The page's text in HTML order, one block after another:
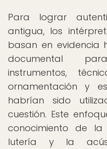
Para lograr
antigua, los
basan en evidencia
documental
instrumentos,
ornamentación y
habrían sido
cuestión. Este
conocimiento de
lutería y la